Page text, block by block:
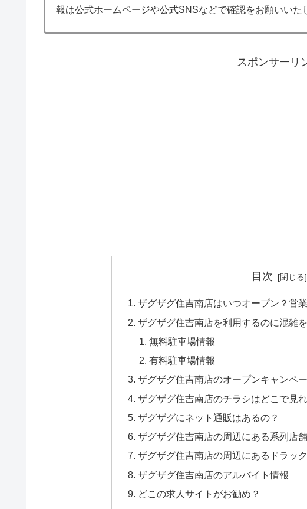
報は公式ホームページや公式SNSなどで確認をお願いいた
スポンサーリ
目次
ザグザグ住吉南店はいつオープン？営
ザグザグ住吉南店を利用するのに混雑
無料駐車場情報
有料駐車場情報
ザグザグ住吉南店のオープンキャンペ
ザグザグ住吉南店のチラシはどこで見
ザグザグにネット通販はあるの？
ザグザグ住吉南店の周辺にある系列店
ザグザグ住吉南店の周辺にあるドラッ
ザグザグ住吉南店のアルバイト情報
どこの求人サイトがお勧め？